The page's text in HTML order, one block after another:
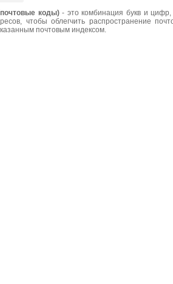
коды)- это комбинация букв и цифр,
чтобы облегчить распространение
почтовым индексом.